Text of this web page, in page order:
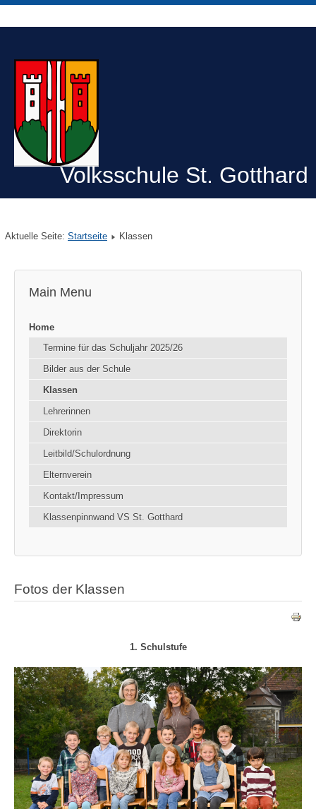
Volksschule St. Gotthard
Aktuelle Seite: Startseite Klassen
Main Menu
Home
Termine für das Schuljahr 2025/26
Bilder aus der Schule
Klassen
Lehrerinnen
Direktorin
Leitbild/Schulordnung
Elternverein
Kontakt/Impressum
Klassenpinnwand VS St. Gotthard
Fotos der Klassen
1. Schulstufe